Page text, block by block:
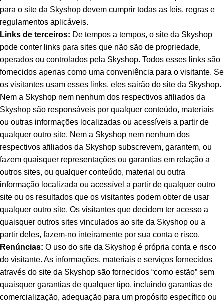
para o site da Skyshop devem cumprir todas as leis, regras e
regulamentos aplicáveis.
Links de terceiros: De tempos a tempos, o site da Skyshop
pode conter links para sites que não são de propriedade,
operados ou controlados pela Skyshop. Todos esses links são
fornecidos apenas como uma conveniência para o visitante. Se
os visitantes usam esses links, eles sairão do site da Skyshop.
Nem a Skyshop nem nenhum dos respectivos afiliados da
Skyshop são responsáveis por qualquer conteúdo, materiais
ou outras informações localizadas ou acessíveis a partir de
qualquer outro site. Nem a Skyshop nem nenhum dos
respectivos afiliados da Skyshop subscrevem, garantem, ou
fazem quaisquer representações ou garantias em relação a
outros sites, ou qualquer conteúdo, material ou outra
informação localizada ou acessível a partir de qualquer outro
site ou os resultados que os visitantes podem obter de usar
qualquer outro site. Os visitantes que decidem ter acesso a
quaisquer outros sites vinculados ao site da Skyshop ou a
partir deles, fazem-no inteiramente por sua conta e risco.
Renúncias: O uso do site da Skyshop é própria conta e risco
do visitante. As informações, materiais e serviços fornecidos
através do site da Skyshop são fornecidos “como estão” sem
quaisquer garantias de qualquer tipo, incluindo garantias de
comercialização, adequação para um propósito específico ou